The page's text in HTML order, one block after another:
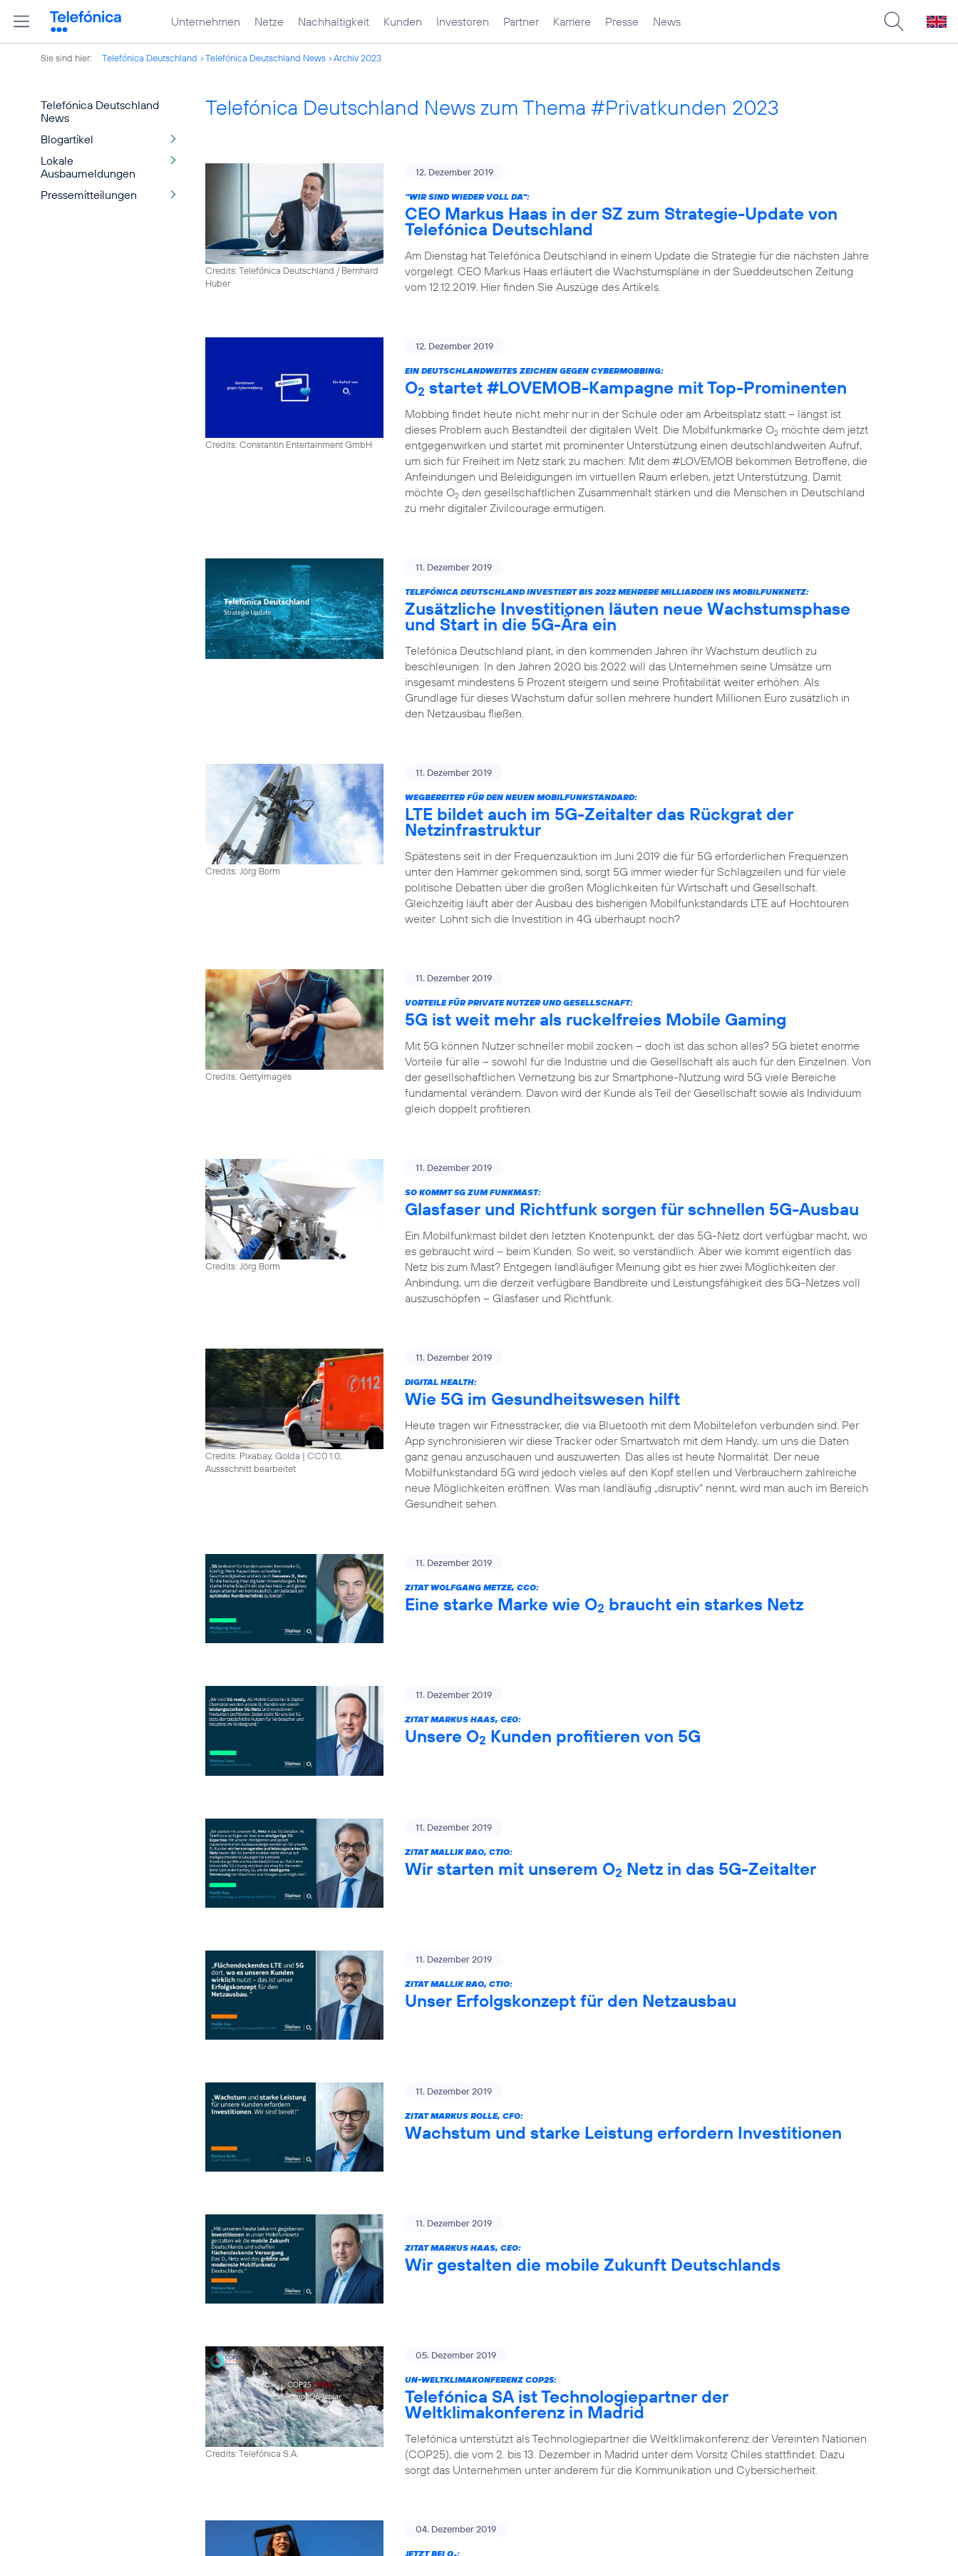
Unternehmen Netze Nachhaltigkeit Kunden Investoren Partner Karriere Presse News
Sie sind hier: Telefónica Deutschland Telefónica Deutschland News Archiv 2023
Telefónica Deutschland
News
Blogartikel
Lokale
Ausbaumeldungen
Pressemitteilungen
Telefónica Deutschland News zum Thema #Privatkunden 2023
Credits: Telefónica Deutschland / Bernhard
Huber
12. Dezember 2019
"WIR SIND WIEDER VOLL DA":
CEO Markus Haas in der SZ zum Strategie-Update von
Telefónica Deutschland
Am Dienstag hat Telefónica Deutschland in einem Update die Strategie für die nächsten Jahre
vorgelegt. CEO Markus Haas erläutert die Wachstumspläne in der Sueddeutschen Zeitung
vom 12.12.2019. Hier finden Sie Auszüge des Artikels.
Credits: Constantin Entertainment GmbH
12. Dezember 2019
EIN DEUTSCHLANDWEITES ZEICHEN GEGEN CYBERMOBBING:
O2 startet #LOVEMOB-Kampagne mit Top-Prominenten
Mobbing findet heute nicht mehr nur in der Schule oder am Arbeitsplatz statt – längst ist
dieses Problem auch Bestandteil der digitalen Welt. Die Mobilfunkmarke O2 möchte dem jetzt
entgegenwirken und startet mit prominenter Unterstützung einen deutschlandweiten Aufruf,
um sich für Freiheit im Netz stark zu machen: Mit dem #LOVEMOB bekommen Betroffene, die
Anfeindungen und Beleidigungen im virtuellen Raum erleben, jetzt Unterstützung. Damit
möchte O2 den gesellschaftlichen Zusammenhalt stärken und die Menschen in Deutschland
zu mehr digitaler Zivilcourage ermutigen.
11. Dezember 2019
TELEFÓNICA DEUTSCHLAND INVESTIERT BIS 2022 MEHRERE MILLIARDEN INS MOBILFUNKNETZ:
Zusätzliche Investitionen läuten neue Wachstumsphase
und Start in die 5G-Ära ein
Telefónica Deutschland plant, in den kommenden Jahren ihr Wachstum deutlich zu
beschleunigen. In den Jahren 2020 bis 2022 will das Unternehmen seine Umsätze um
insgesamt mindestens 5 Prozent steigern und seine Profitabilität weiter erhöhen. Als
Grundlage für dieses Wachstum dafür sollen mehrere hundert Millionen Euro zusätzlich in
den Netzausbau fließen.
Credits: Jörg Borm
11. Dezember 2019
WEGBEREITER FÜR DEN NEUEN MOBILFUNKSTANDARD:
LTE bildet auch im 5G-Zeitalter das Rückgrat der
Netzinfrastruktur
Spätestens seit in der Frequenzauktion im Juni 2019 die für 5G erforderlichen Frequenzen
unter den Hammer gekommen sind, sorgt 5G immer wieder für Schlagzeilen und für viele
politische Debatten über die großen Möglichkeiten für Wirtschaft und Gesellschaft.
Gleichzeitig läuft aber der Ausbau des bisherigen Mobilfunkstandards LTE auf Hochtouren
weiter. Lohnt sich die Investition in 4G überhaupt noch?
Credits: Gettyimages
11. Dezember 2019
VORTEILE FÜR PRIVATE NUTZER UND GESELLSCHAFT:
5G ist weit mehr als ruckelfreies Mobile Gaming
Mit 5G können Nutzer schneller mobil zocken – doch ist das schon alles? 5G bietet enorme
Vorteile für alle – sowohl für die Industrie und die Gesellschaft als auch für den Einzelnen. Von
der gesellschaftlichen Vernetzung bis zur Smartphone-Nutzung wird 5G viele Bereiche
fundamental verändern. Davon wird der Kunde als Teil der Gesellschaft sowie als Individuum
gleich doppelt profitieren.
Credits: Jörg Borm
11. Dezember 2019
SO KOMMT 5G ZUM FUNKMAST:
Glasfaser und Richtfunk sorgen für schnellen 5G-Ausbau
Ein Mobilfunkmast bildet den letzten Knotenpunkt, der das 5G-Netz dort verfügbar macht, wo
es gebraucht wird – beim Kunden. So weit, so verständlich. Aber wie kommt eigentlich das
Netz bis zum Mast? Entgegen landläufiger Meinung gibt es hier zwei Möglichkeiten der
Anbindung, um die derzeit verfügbare Bandbreite und Leistungsfähigkeit des 5G-Netzes voll
auszuschöpfen – Glasfaser und Richtfunk.
Credits: Pixabay, Golda | CC0 1.0,
Aussschnitt bearbeitet
11. Dezember 2019
DIGITAL HEALTH:
Wie 5G im Gesundheitswesen hilft
Heute tragen wir Fitnesstracker, die via Bluetooth mit dem Mobiltelefon verbunden sind. Per
App synchronisieren wir diese Tracker oder Smartwatch mit dem Handy, um uns die Daten
ganz genau anzuschauen und auszuwerten. Das alles ist heute Normalität. Der neue
Mobilfunkstandard 5G wird jedoch vieles auf den Kopf stellen und Verbrauchern zahlreiche
neue Möglichkeiten eröffnen. Was man landläufig „disruptiv“ nennt, wird man auch im Bereich
Gesundheit sehen.
11. Dezember 2019
ZITAT WOLFGANG METZE, CCO:
Eine starke Marke wie O2 braucht ein starkes Netz
11. Dezember 2019
ZITAT MARKUS HAAS, CEO:
Unsere O2 Kunden profitieren von 5G
11. Dezember 2019
ZITAT MALLIK RAO, CTIO:
Wir starten mit unserem O2 Netz in das 5G-Zeitalter
11. Dezember 2019
ZITAT MALLIK RAO, CTIO:
Unser Erfolgskonzept für den Netzausbau
11. Dezember 2019
ZITAT MARKUS ROLLE, CFO:
Wachstum und starke Leistung erfordern Investitionen
11. Dezember 2019
ZITAT MARKUS HAAS, CEO:
Wir gestalten die mobile Zukunft Deutschlands
Credits: Telefónica S.A.
05. Dezember 2019
UN-WELTKLIMAKONFERENZ COP25:
Telefónica SA ist Technologiepartner der
Weltklimakonferenz in Madrid
Telefónica unterstützt als Technologiepartner die Weltklimakonferenz der Vereinten Nationen
(COP25), die vom 2. bis 13. Dezember in Madrid unter dem Vorsitz Chiles stattfindet. Dazu
sorgt das Unternehmen unter anderem für die Kommunikation und Cybersicherheit.
04. Dezember 2019
JETZT BEI O :